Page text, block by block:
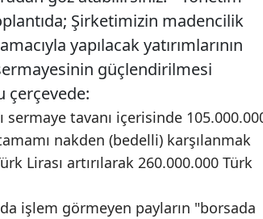
Şirketimizin madencilik
yapılacak yatırımlarının
güçlendirilmesi
çerçevede:
sermaye tavanı içerisinde
nakden (bedelli) karşılanmak
Lirası artırılarak 260.000.000 Türk
işlem görmeyen payların "borsada